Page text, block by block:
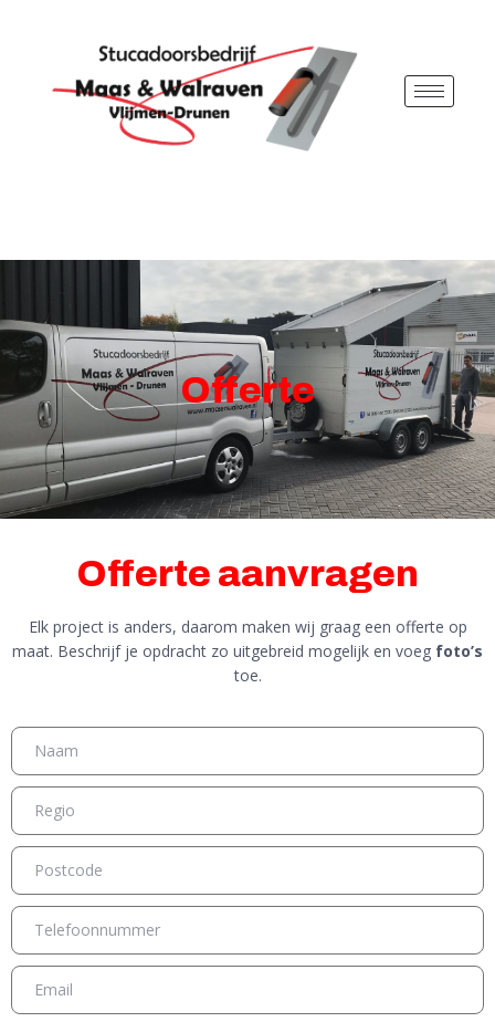
Offerte
Offerte aanvragen
Elk project is anders, daarom maken wij graag een offerte op
maat. Beschrijf je opdracht zo uitgebreid mogelijk en voeg foto’s
toe.